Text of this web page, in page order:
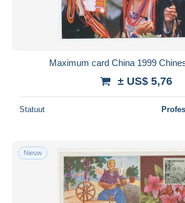
Maximum card China 1999
± US$ 5,76
Statuut
Nieuw